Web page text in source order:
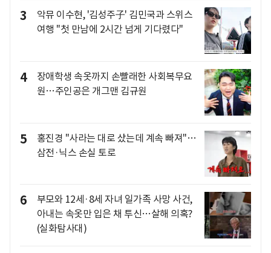
3
악뮤 이수현, '김성주子' 김민국과 스위스
여행 "첫 만남에 2시간 넘게 기다렸다"
4
장애학생 속옷까지 손빨래한 사회복무요
원…주인공은 개그맨 김규원
5
홍진경 "사라는 대로 샀는데 계속 빠져"…
삼전·닉스 손실 토로
6
부모와 12세·8세 자녀 일가족 사망 사건,
아내는 속옷만 입은 채 투신…살해 의혹?
(실화탐사대)